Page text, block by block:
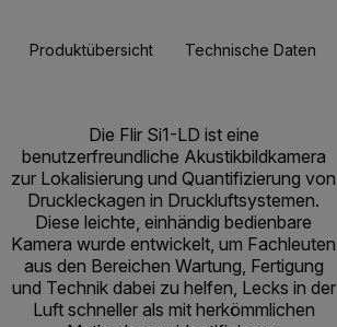
Produktübersicht Technische Daten
Die Flir Si1-LD ist eine
benutzerfreundliche Akustikbildkamera
zur Lokalisierung und Quantifizierung von
Druckleckagen in Druckluftsystemen.
Diese leichte, einhändig bedienbare
Kamera wurde entwickelt, um Fachleuten
aus den Bereichen Wartung, Fertigung
und Technik dabei zu helfen, Lecks in der
Luft schneller als mit herkömmlichen